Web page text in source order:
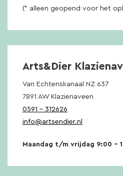
(* alleen geopend voor het
Arts&Dier
Van Echtenskanaal NZ 637
7891 AW Klazienaveen
0591 – 312626
info@artsendier.nl
Maandag t/m vrijdag 9:00 –